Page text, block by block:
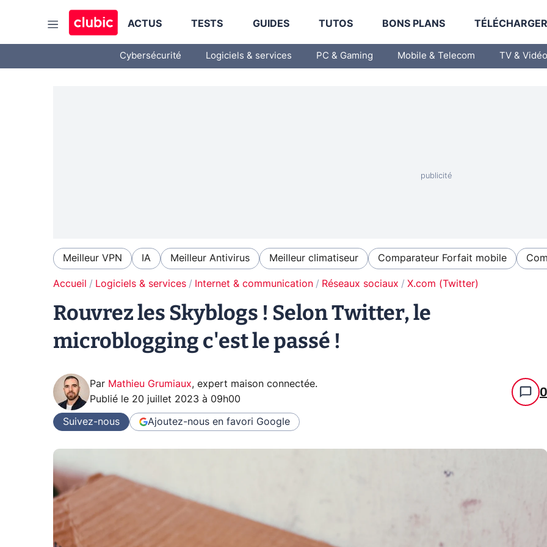
ACTUS TESTS GUIDES TUTOS BONS PLANS
Cybersécurité Logiciels & services PC & Gaming Mobile & Telecom TV & Vidéo
Meilleur VPN IA Meilleur Antivirus Meilleur climatiseur Comparateur Forfait mobile
Accueil Logiciels & services Internet & communication Réseaux sociaux X.com (Twitter)
Rouvrez les Skyblogs ! Selon Twitter, le
microblogging c'est le passé !
Par Mathieu Grumiaux, expert maison connectée.
Publié le 20 juillet 2023 à 09h00 0
Suivez-nous Ajoutez-nous en favori Google